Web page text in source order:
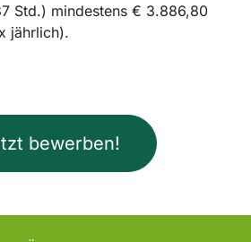
Std.) mindestens € 3.886,80
jährlich).
bewerben!